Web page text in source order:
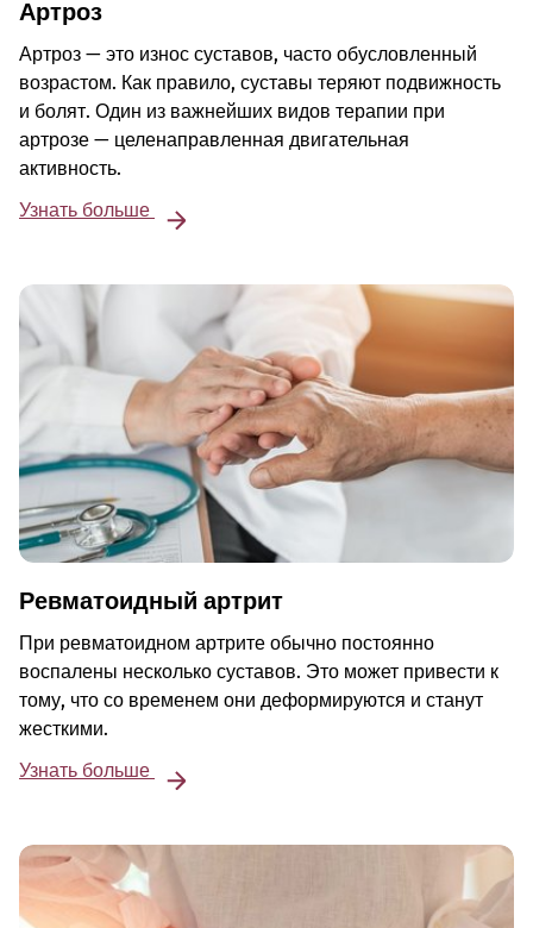
Артроз
Артроз — это износ суставов, часто обусловленный
возрастом. Как правило, суставы теряют подвижность
и болят. Один из важнейших видов терапии при
артрозе — целенаправленная двигательная
активность.
Узнать больше
Ревматоидный артрит
При ревматоидном артрите обычно постоянно
воспалены несколько суставов. Это может привести к
тому, что со временем они деформируются и станут
жесткими.
Узнать больше